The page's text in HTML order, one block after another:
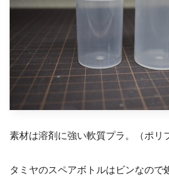
素材は溶剤に強い軟質プラ。（ポリ
タミヤのスペアボトルはビンなので